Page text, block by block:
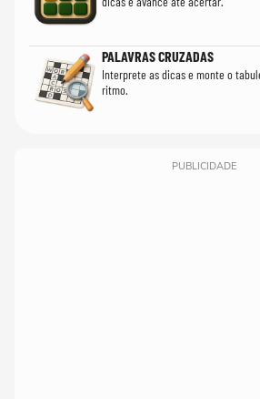
PALAVRAS CRUZADAS
Interprete as dicas e monte o
ritmo.
PUBLICIDADE